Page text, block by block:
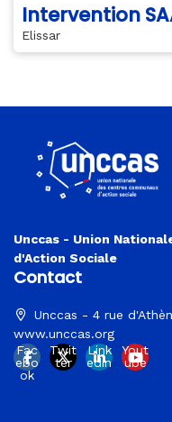
Intervention
Elissar
Unccas - Union
d'Action Sociale
Contact
Unccas - 4 rue
www.unccas.org
Fac
ebo
ok
Twit
ter
Link
edin
Yout
ube